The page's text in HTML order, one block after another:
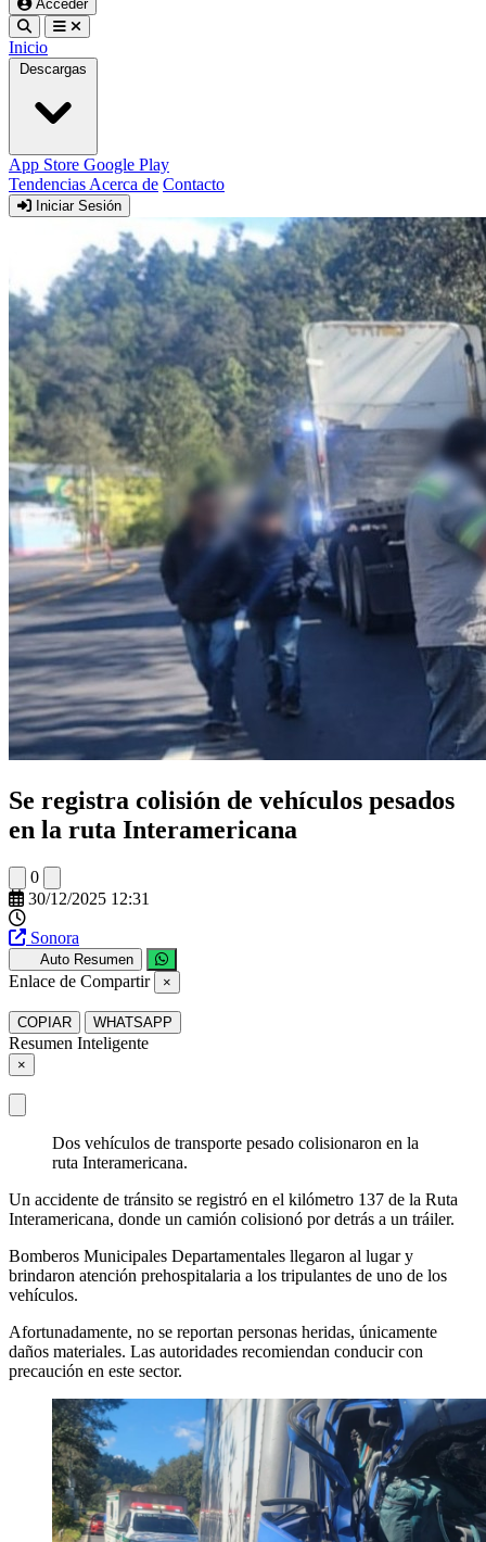
Acceder
Inicio
Descargas
App Store Google Play
Tendencias Acerca de Contacto
Iniciar Sesión
Se registra colisión de vehículos pesados
en la ruta Interamericana
0
30/12/2025 12:31
Sonora
Auto Resumen
Enlace de Compartir ×
COPIAR WHATSAPP
Resumen Inteligente
×
Dos vehículos de transporte pesado colisionaron en la
ruta Interamericana.
Un accidente de tránsito se registró en el kilómetro 137 de la Ruta
Interamericana, donde un camión colisionó por detrás a un tráiler.
Bomberos Municipales Departamentales llegaron al lugar y
brindaron atención prehospitalaria a los tripulantes de uno de los
vehículos.
Afortunadamente, no se reportan personas heridas, únicamente
daños materiales. Las autoridades recomiendan conducir con
precaución en este sector.